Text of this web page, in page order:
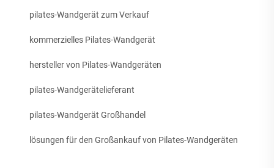
pilates-Wandgerät zum Verkauf
kommerzielles Pilates-Wandgerät
hersteller von Pilates-Wandgeräten
pilates-Wandgerätelieferant
pilates-Wandgerät Großhandel
lösungen für den Großankauf von Pilates-Wandgeräten